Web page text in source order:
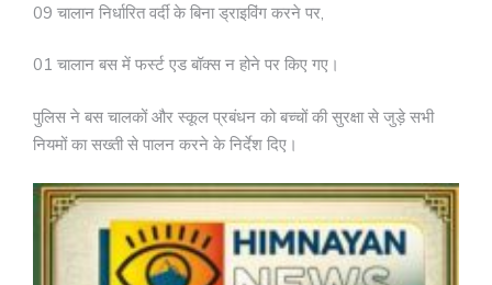
09 चालान निर्धारित वर्दी के बिना ड्राइविंग करने पर,
01 चालान बस में फर्स्ट एड बॉक्स न होने पर किए गए।
पुलिस ने बस चालकों और स्कूल प्रबंधन को बच्चों की सुरक्षा से जुड़े सभी
नियमों का सख्ती से पालन करने के निर्देश दिए।